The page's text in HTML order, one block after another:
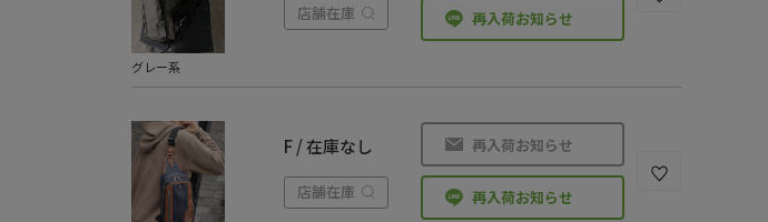
グレー系
店舗在庫 再入荷お知らせ
F / 在庫なし
店舗在庫
再入荷お知らせ
再入荷お知らせ